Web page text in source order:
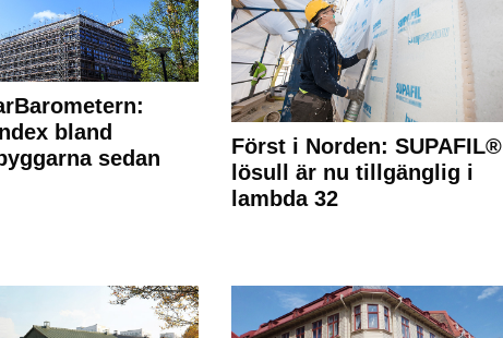
bland
sedan
Först i Norden: SUPAFIL®
lösull är nu tillgänglig i
lambda 32